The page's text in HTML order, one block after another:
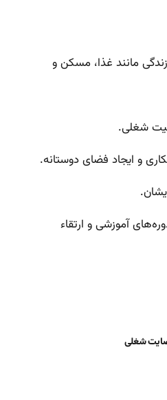
مانند غذا، مسکن و
شغلی.
و ایجاد فضای دوستانه.
آموزشی و ارتقاء
شغلی